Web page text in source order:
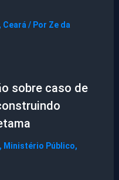
, Ceará/ Por Ze da
sobre caso de
Ministério Público,